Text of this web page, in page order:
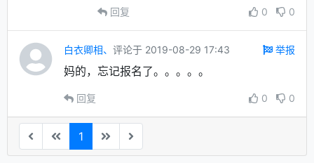
回复 0 0
白衣卿相、 评论于 2019-08-29 17:43 举报
妈的，忘记报名了。。。。。
回复 0 0
1